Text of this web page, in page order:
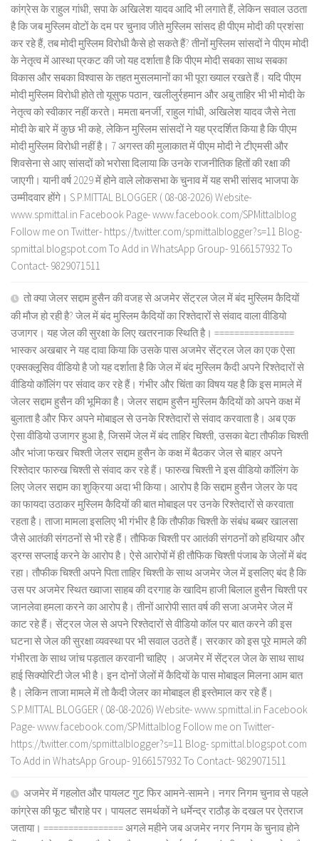
कांग्रेस के राहुल गांधी, सपा के अखिलेश यादव आदि भी लगाते हैं, लेकिन सवाल उठता
है कि जब मुस्लिम वोटों के दम पर चुनाव जीते मुस्लिम सांसद ही पीएम मोदी की प्रशंसा
कर रहे हैं, तब मोदी मुस्लिम विरोधी कैसे हो सकते हैं? तीनों मुस्लिम सांसदों ने पीएम मोदी
के नेतृत्व में आस्था प्रकट की जो यह दर्शाता है कि पीएम मोदी सबका साथ सबका
विकास और सबका विश्वास के तहत मुसलमानों का भी पूरा ख्याल रखते हैं। यदि पीएम
मोदी मुस्लिम विरोधी होते तो यूसुफ पठान, खलीलुर्रहमान और अबु ताहिर भी भी मोदी के
नेतृत्व को स्वीकार नहीं करते। ममता बनर्जी, राहुल गांधी, अखिलेश यादव जैसे नेता
मोदी के बारे में कुछ भी कहे, लेकिन मुस्लिम सांसदों ने यह प्रदर्शित किया है कि पीएम
मोदी मुस्लिम विरोधी नहीं है। 7 अगस्त की मुलाकात में पीएम मोदी ने टीएमसी और
शिवसेना से आए सांसदों को भरोसा दिलाया कि उनके राजनीतिक हितों की रक्षा की
जाएगी। यानी वर्ष 2029 में होने वाले लोकसभा के चुनाव में यह सभी सांसद भाजपा के
उम्मीदवार होंगे। S.P.MITTAL BLOGGER ( 08-08-2026) Website-
www.spmittal.in Facebook Page- www.facebook.com/SPMittalblog
Follow me on Twitter- https://twitter.com/spmittalblogger?s=11 Blog-
spmittal.blogspot.com To Add in WhatsApp Group- 9166157932 To
Contact- 9829071511
तो क्या जेलर सद्दाम हुसैन की वजह से अजमेर सेंट्रल जेल में बंद मुस्लिम कैदियों
की मौज हो रही है? जेल में बंद मुस्लिम कैदियों का रिश्तेदारों से संवाद वाला वीडियो
उजागर। यह जेल की सुरक्षा के लिए खतरनाक स्थिति है। ================
भास्कर अखबार ने यह दावा किया कि उसके पास अजमेर सेंट्रल जेल का एक ऐसा
एक्सक्लूसिव वीडियो है जो यह दर्शाता है कि जेल में बंद मुस्लिम कैदी अपने रिश्तेदारों से
वीडियो कॉलिंग पर संवाद कर रहे हैं। गंभीर और चिंता का विषय यह है कि इस मामले में
जेलर सद्दाम हुसैन की भूमिका है। जेलर सद्दाम हुसैन मुस्लिम कैदियों को अपने कक्ष में
बुलाता है और फिर अपने मोबाइल से उनके रिश्तेदारों से संवाद करवाता है। अब एक
ऐसा वीडियो उजागर हुआ है, जिसमें जेल में बंद ताहिर चिश्ती, उसका बेटा तौफीक चिश्ती
और भांजा फखर चिश्ती जेलर सद्दाम हुसैन के कक्ष में बैठकर जेल से बाहर अपने
रिश्तेदार फारुख चिश्ती से संवाद कर रहे हैं। फारुख चिश्ती ने इस वीडियो कॉलिंग के
लिए जेलर सद्दाम का शुक्रिया अदा भी किया। आरोप है कि सद्दाम हुसैन जेलर के पद
का फायदा उठाकर मुस्लिम कैदियों की बात मोबाइल पर उनके रिश्तेदारों से करवाता
रहता है। ताजा मामला इसलिए भी गंभीर है कि तौफीक चिश्ती के संबंध बब्बर खालसा
जैसे आतंकी संगठनों से भी रहे हैं। तौफिक चिश्ती पर आतंकी संगठनों को हथियार और
ड्रग्स सप्लाई करने के आरोप है। ऐसे आरोपों में ही तौफिक चिश्ती पंजाब के जेलों में बंद
रहा। तौफीक चिश्ती अपने पिता ताहिर चिश्ती के साथ अजमेर जेल में इसलिए बंद है कि
उस पर अजमेर स्थित ख्वाजा साहब की दरगाह के खादिम हाजी बिलाल हुसैन चिश्ती पर
जानलेवा हमला करने का आरोप है। तीनों आरोपी सात वर्ष की सजा अजमेर जेल में
काट रहे हैं। सेंट्रल जेल से अपने रिश्तेदारों से वीडियो कॉल पर बात करने की इस
घटना से जेल की सुरक्षा व्यवस्था पर भी सवाल उठते हैं। सरकार को इस पूरे मामले की
गंभीरता के साथ जांच पड़ताल करवानी चाहिए । अजमेर में सेंट्रल जेल के साथ साथ
हाई सिक्योरिटी जेल भी है। इन दोनों जेलों में कैदियों के पास मोबाइल मिलना आम बात
है। लेकिन ताजा मामले में तो कैदी जेलर का मोबाइल ही इस्तेमाल कर रहे हैं।
S.P.MITTAL BLOGGER ( 08-08-2026) Website- www.spmittal.in Facebook
Page- www.facebook.com/SPMittalblog Follow me on Twitter-
https://twitter.com/spmittalblogger?s=11 Blog- spmittal.blogspot.com
To Add in WhatsApp Group- 9166157932 To Contact- 9829071511
अजमेर में गहलोत और पायलट गुट फिर आमने-सामने। नगर निगम चुनाव से पहले
कांग्रेस की फूट चौराहे पर। पायलट समर्थकों ने धर्मेन्द्र राठौड़ के दखल पर ऐतराज
जताया। ================ अगले महीने जब अजमेर नगर निगम के चुनाव होने